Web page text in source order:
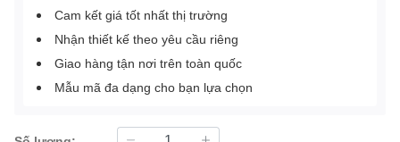
Cam kết giá tốt nhất thị trường
Nhận thiết kế theo yêu cầu riêng
Giao hàng tận nơi trên toàn quốc
Mẫu mã đa dạng cho bạn lựa chọn